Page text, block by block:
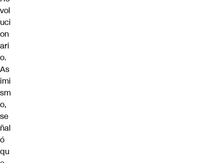
vol
uci
on
ari
o.
As
imi
sm
o,
se
ñal
ó
qu